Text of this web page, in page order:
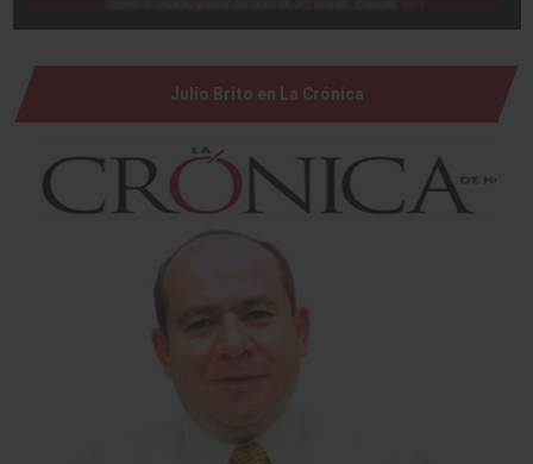
Julio Brito en La Crónica